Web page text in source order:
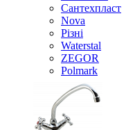
Сантехпласт
Nova
Різні
Waterstal
ZEGOR
Polmark